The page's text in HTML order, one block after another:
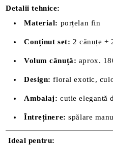
Detalii tehnice:
Material: porțelan fin
Conținut set: 2 cănuțe +
Volum cănuță: aprox.
Design: floral exotic,
Ambalaj: cutie elegantă
Întreținere: spălare
Ideal pentru: